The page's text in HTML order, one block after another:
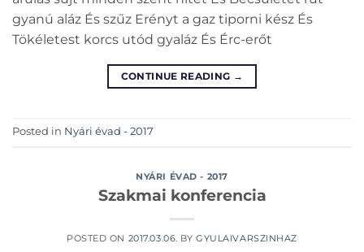
gyanú aláz És szűz Erényt a gaz tiporni kész És
Tökéletest korcs utód gyaláz És Érc-erőt
CONTINUE READING →
Posted in Nyári évad - 2017
NYÁRI ÉVAD - 2017
Szakmai konferencia
POSTED ON 2017.03.06. BYGYULAIVARSZINHAZ